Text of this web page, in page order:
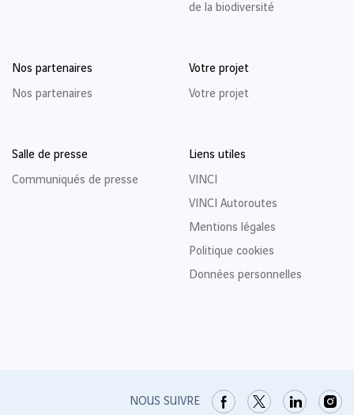
de la biodiversité
Nos partenaires
Nos partenaires
Votre projet
Votre projet
Salle de presse
Communiqués de presse
Liens utiles
VINCI
VINCI Autoroutes
Mentions légales
Politique cookies
Données personnelles
NOUS SUIVRE